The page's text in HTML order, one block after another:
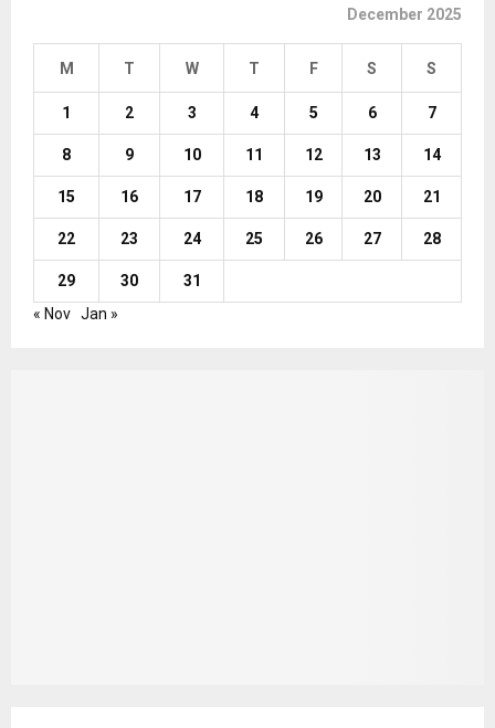
December 2025
M T W T F S S
1 2 3 4 5 6 7
8 9 10 11 12 13 14
15 16 17 18 19 20 21
22 23 24 25 26 27 28
29 30
31
« Nov Jan »